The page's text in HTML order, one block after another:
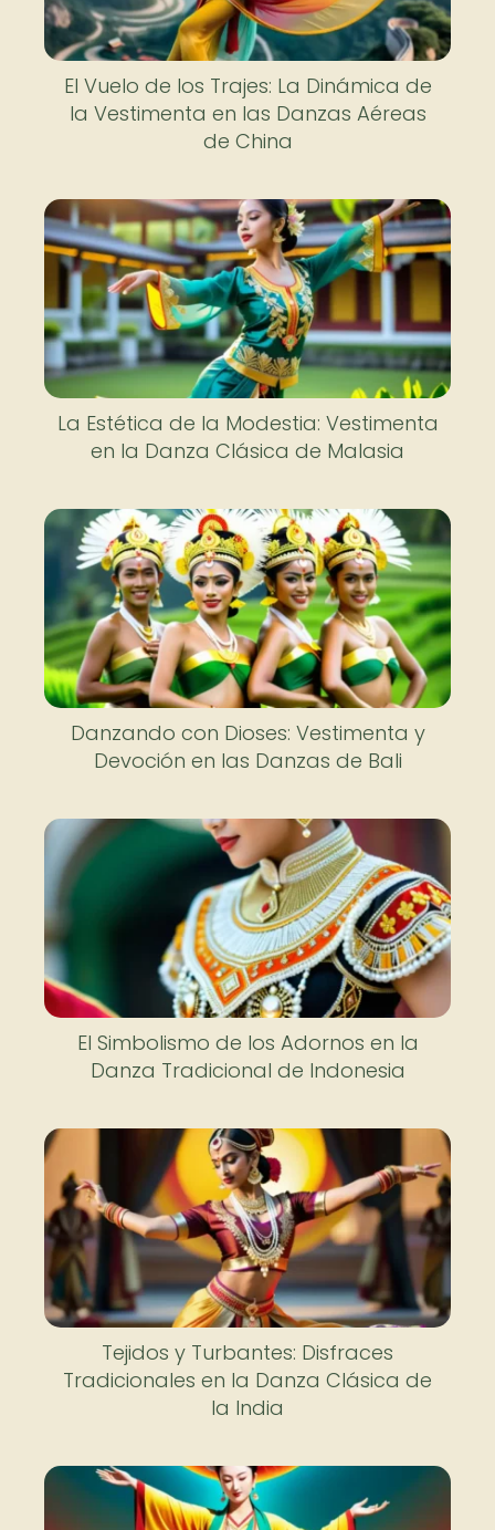
El Vuelo de los Trajes: La Dinámica de
la Vestimenta en las Danzas Aéreas
de China
La Estética de la Modestia: Vestimenta
en la Danza Clásica de Malasia
Danzando con Dioses: Vestimenta y
Devoción en las Danzas de Bali
El Simbolismo de los Adornos en la
Danza Tradicional de Indonesia
Tejidos y Turbantes: Disfraces
Tradicionales en la Danza Clásica de
la India